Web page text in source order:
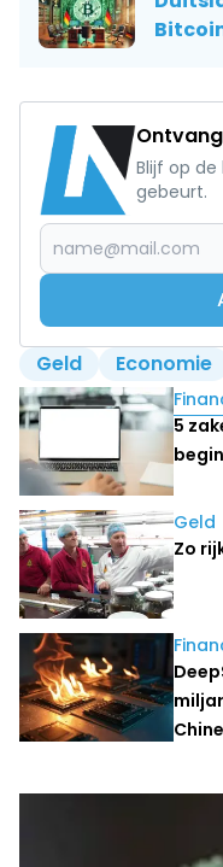
Blijf op
gebeurt.
Geld Economie
Lees ook
5
Geld
Zo
Laatste nieuws